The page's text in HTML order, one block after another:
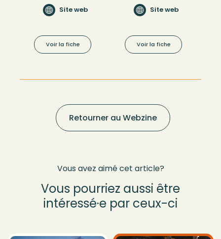
Site web
Voir la fiche
Site web
Voir la fiche
Retourner au Webzine
Vous avez aimé cet article?
Vous pourriez aussi être
intéressé·e par ceux-ci